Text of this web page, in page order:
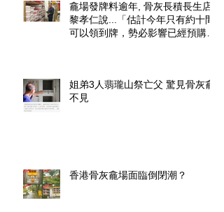
龕場發牌料逾年, 骨灰長積長生店.
黎孝仁說...「估計今年只有約十間
可以領到牌，勢必影響已經預購了
姐弟3人翡瓏山祭亡父 驚見骨灰龕
不見
香港骨灰龕場面臨倒閉潮？